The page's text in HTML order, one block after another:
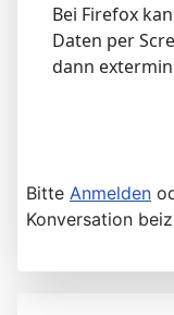
Bei Firefox
Daten per
dann
Bitte Anmelden
Konversation